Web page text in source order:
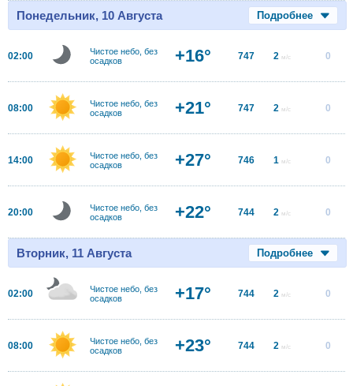
Понедельник, 10 Августа Подробнее
02:00
Чистое небо, без
осадков
+16° 747 2 м/с 0
08:00
Чистое небо, без
осадков
+21° 747 2 м/с 0
14:00
Чистое небо, без
осадков
+27° 746 1 м/с 0
20:00
Чистое небо, без
осадков
+22° 744 2 м/с 0
Вторник, 11 Августа Подробнее
02:00
Чистое небо, без
осадков
+17° 744 2 м/с 0
08:00
Чистое небо, без
осадков
+23° 744 2 м/с 0